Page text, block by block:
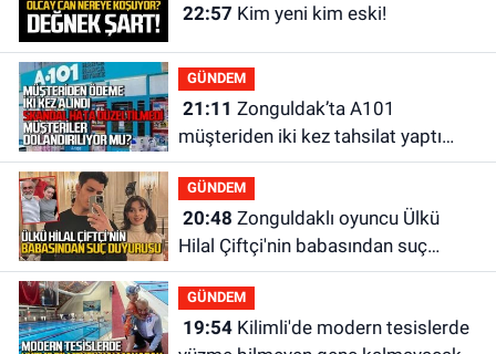
22:57 Kim yeni kim eski!
GÜNDEM
21:11
müşteriden iki kez tahsilat yaptı
geri ödemiyor!
GÜNDEM
20:48
Hilal Çiftçi'nin babasından suç
duyurusu
GÜNDEM
19:54Kilimli'de modern tesislerde